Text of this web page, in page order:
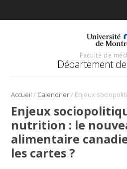
Faculté de
Département
Accueil / Calendrier/
Enjeux
nutrition : le
alimentaire
les cartes ?